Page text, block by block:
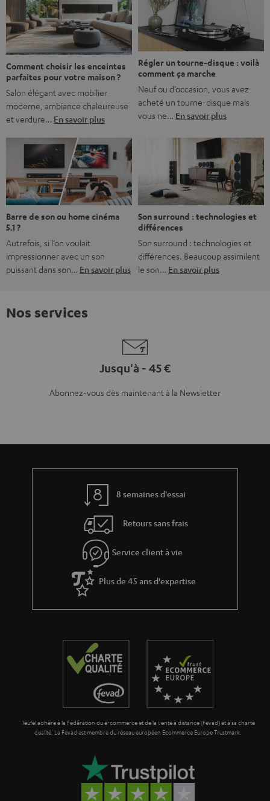
l’immersion. Rassurez-vous, on a tous vécu ça. Mais la
bonne nouvelle, c’est […]
Comment choisir les enceintes
parfaites pour votre maison ?
Salon élégant avec mobilier
moderne, ambiance chaleureuse
et verdure… En savoir plus
Régler un tourne-disque : voilà
comment ça marche
Neuf ou d’occasion, vous avez
acheté un tourne-disque mais
vous ne… En savoir plus
Barre de son ou home cinéma
5.1 ?
Autrefois, si l’on voulait
impressionner avec un son
puissant dans son… En savoir plus
Son surround : technologies et
différences
Son surround : technologies et
différences. Beaucoup assimilent
le son… En savoir plus
Nos services
Jusqu'à - 45 €
Abonnez-vous dès maintenant à la Newsletter
8 semaines d'essai
Retours sans frais
Service client à vie
Plus de 45 ans d'expertise
Teufel adhère à la Fédération du e-commerce et de la vente à distance (Fevad) et à sa charte
qualité. La Fevad est membre du réseau européen Ecommerce Europe Trustmark.